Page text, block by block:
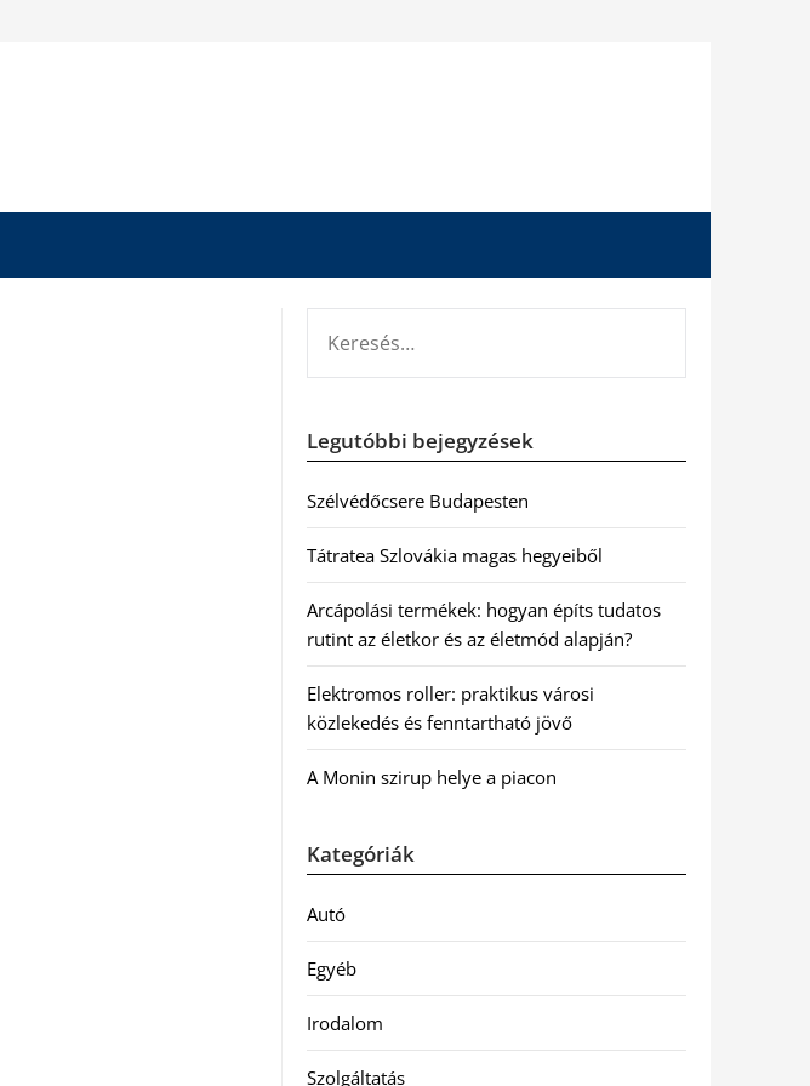
Legutóbbi bejegyzések
Szélvédőcsere Budapesten
Tátratea Szlovákia magas hegyeiből
Arcápolási termékek: hogyan építs tudatos
rutint az életkor és az életmód alapján?
Elektromos roller: praktikus városi
közlekedés és fenntartható jövő
A Monin szirup helye a piacon
Kategóriák
Autó
Egyéb
Irodalom
Szolgáltatás